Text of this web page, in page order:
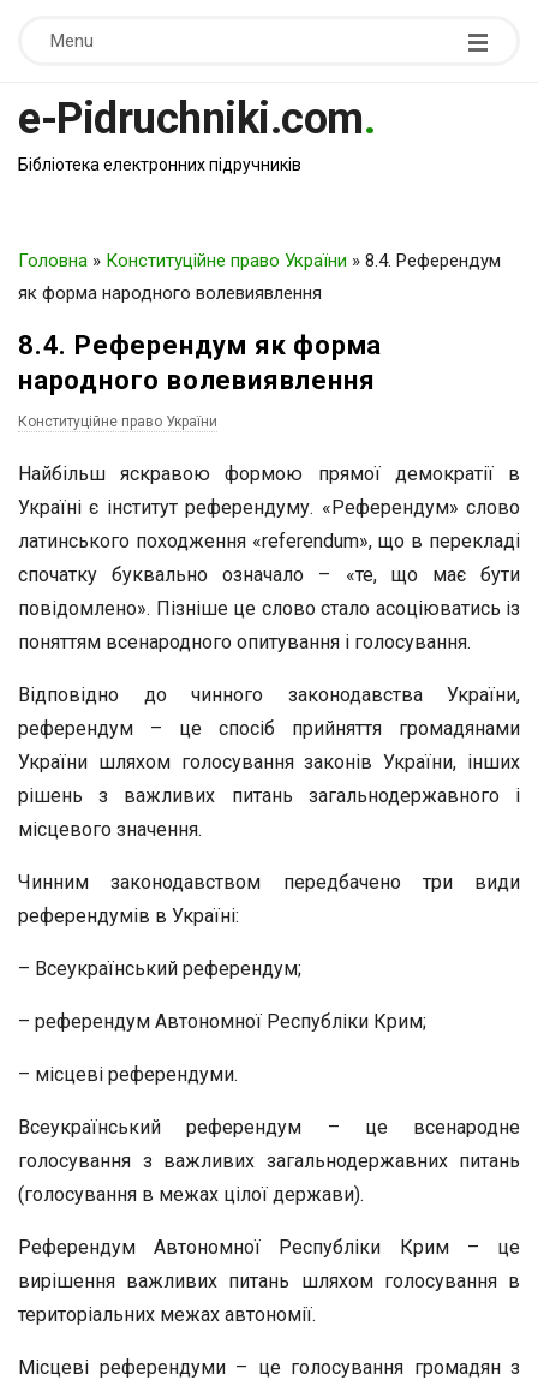
Menu
e-Pidruchniki.com.
Бібліотека електронних підручників
Головна » Конституційне право України » 8.4. Референдум
як форма народного волевиявлення
8.4. Референдум як форма
народного волевиявлення
Конституційне право України
Найбільш яскравою формою прямої демократії в
Україні є інститут референдуму. «Референдум» слово
латинського походження «referendum», що в перекладі
спочатку буквально означало – «те, що має бути
повідомлено». Пізніше це слово стало асоціюватись із
поняттям всенародного опитування і голосування.
Відповідно до чинного законодавства України,
референдум – це спосіб прийняття громадянами
України шляхом голосування законів України, інших
рішень з важливих питань загальнодержавного і
місцевого значення.
Чинним законодавством передбачено три види
референдумів в Україні:
– Всеукраїнський референдум;
– референдум Автономної Республіки Крим;
– місцеві референдуми.
Всеукраїнський референдум – це всенародне
голосування з важливих загальнодержавних питань
(голосування в межах цілої держави).
Референдум Автономної Республіки Крим – це
вирішення важливих питань шляхом голосування в
територіальних межах автономії.
Місцеві референдуми – це голосування громадян з